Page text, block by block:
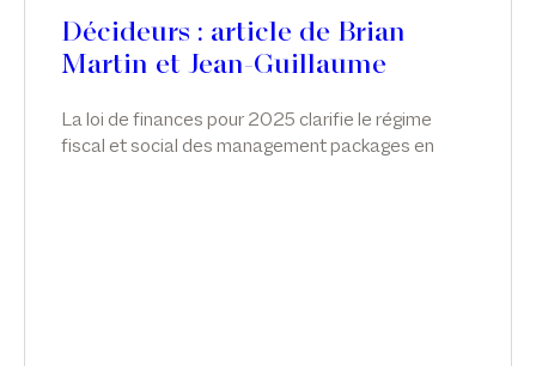
La loi de finances pour 2025 clarifie le régime
fiscal et social des management packages en
Décideurs : article de Brian
Martin et Jean-Guillaume